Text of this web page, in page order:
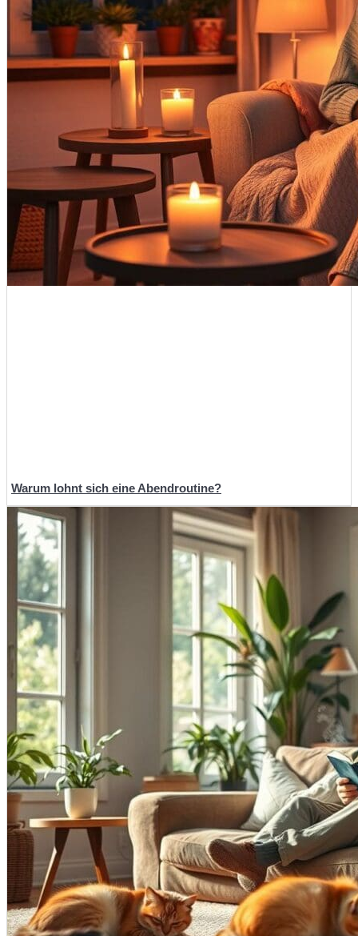
Warum lohnt sich eine Abendroutine?